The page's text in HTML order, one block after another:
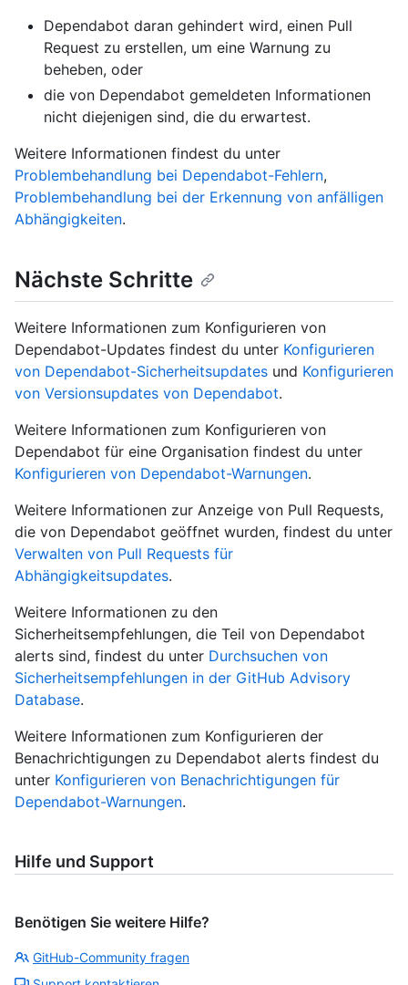
Dependabot daran gehindert wird, einen Pull
Request zu erstellen, um eine Warnung zu
beheben, oder
die von Dependabot gemeldeten Informationen
nicht diejenigen sind, die du erwartest.
Weitere Informationen findest du unter
Problembehandlung bei Dependabot-Fehlern,
Problembehandlung bei der Erkennung von anfälligen
Abhängigkeiten.
Nächste Schritte
Weitere Informationen zum Konfigurieren von
Dependabot-Updates findest du unter Konfigurieren
von Dependabot-Sicherheitsupdates und Konfigurieren
von Versionsupdates von Dependabot.
Weitere Informationen zum Konfigurieren von
Dependabot für eine Organisation findest du unter
Konfigurieren von Dependabot-Warnungen.
Weitere Informationen zur Anzeige von Pull Requests,
die von Dependabot geöffnet wurden, findest du unter
Verwalten von Pull Requests für
Abhängigkeitsupdates.
Weitere Informationen zu den
Sicherheitsempfehlungen, die Teil von Dependabot
alerts sind, findest du unter Durchsuchen von
Sicherheitsempfehlungen in der GitHub Advisory
Database.
Weitere Informationen zum Konfigurieren der
Benachrichtigungen zu Dependabot alerts findest du
unter Konfigurieren von Benachrichtigungen für
Dependabot-Warnungen.
Hilfe und Support
Benötigen Sie weitere Hilfe?
GitHub-Community fragen